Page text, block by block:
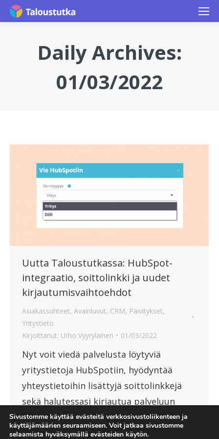
Daily Archives:
01/03/2022
Uutta Taloustutkassa: HubSpot-
integraatio, soittolinkki ja uudet
kirjautumisvaihtoehdot
Asiakassuhteet, Avainluvut, CRM, Päivitykset,
Yritystieto
Kirjoittanut: Urho Vyyryläinen 01/03/2022
Nyt voit viedä palvelusta löytyviä
yritystietoja HubSpotiin, hyödyntää
yhteystietoihin lisättyjä soittolinkkejä
sekä halutessasi kirjautua palveluun
Microsoft- tai Google-käyttäjätilillä.
Sivustomme käyttää evästeitä verkkosivustoliikenteen ja
käyttäjämäärien seuraamiseen. Voit jatkaa sivustomme
selaamista hyväksymällä evästeiden käytön.